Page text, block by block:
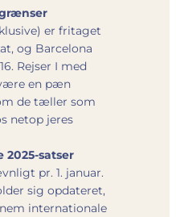
er fritaget
og Barcelona
Rejser I med
en pæn
de tæller som
netop jeres
2025-satser
pr. 1. januar.
sig opdateret,
internationale